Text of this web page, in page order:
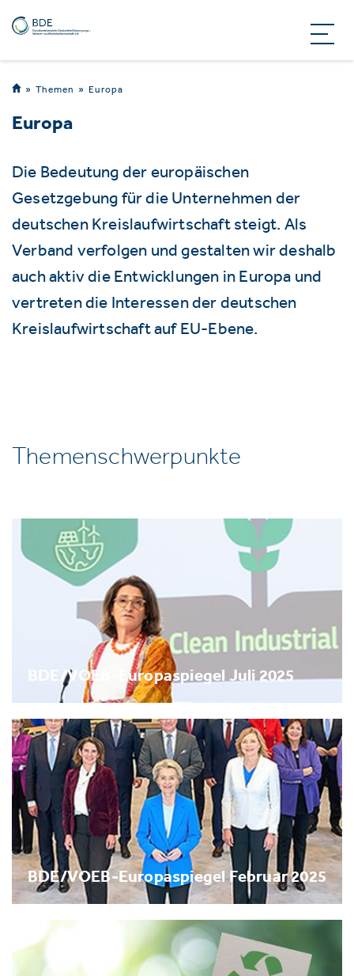
Themen Europa
Europa
Die Bedeutung der europäischen
Gesetzgebung für die Unternehmen der
deutschen Kreislaufwirtschaft steigt. Als
Verband verfolgen und gestalten wir deshalb
auch aktiv die Entwicklungen in Europa und
vertreten die Interessen der deutschen
Kreislaufwirtschaft auf EU-Ebene.
Themenschwerpunkte
BDE/VOEB-Europaspiegel Juli 2025
BDE/VOEB-Europaspiegel Februar 2025